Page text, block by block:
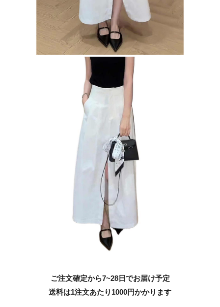
ご注文確定から7~28日でお届け予定
送料は1注文あたり 1000円かかります